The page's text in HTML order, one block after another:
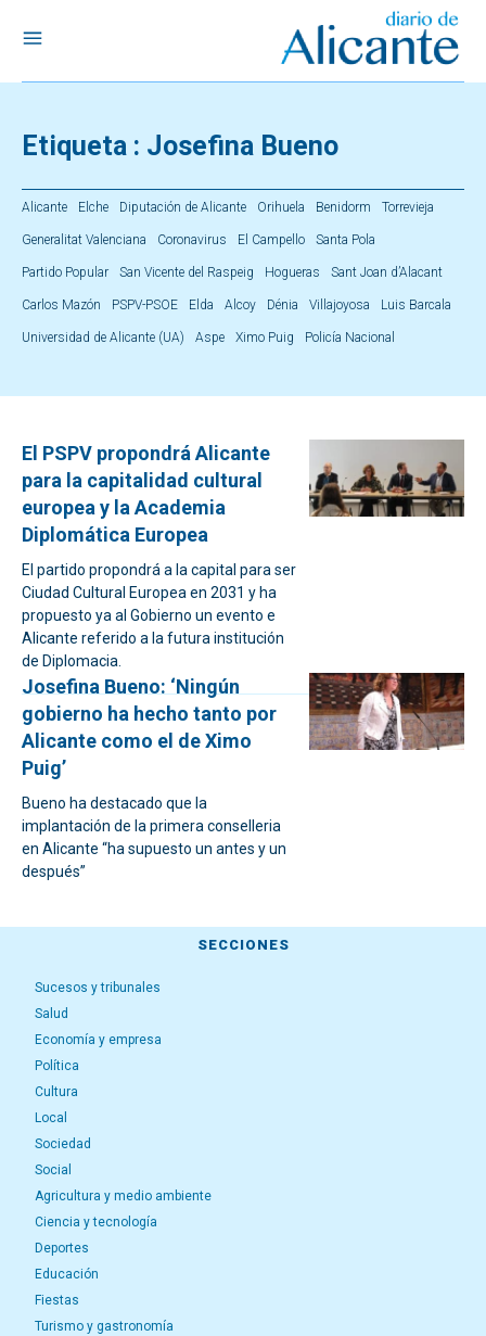
Etiqueta : Josefina Bueno
Alicante Elche Diputación de Alicante Orihuela Benidorm Torrevieja
Generalitat Valenciana Coronavirus El Campello Santa Pola
Partido Popular San Vicente del Raspeig Hogueras Sant Joan d’Alacant
Carlos Mazón PSPV-PSOE Elda Alcoy Dénia Villajoyosa Luis Barcala
Universidad de Alicante (UA) Aspe Ximo Puig Policía Nacional
El PSPV propondrá Alicante
para la capitalidad cultural
europea y la Academia
Diplomática Europea
El partido propondrá a la capital para ser
Ciudad Cultural Europea en 2031 y ha
propuesto ya al Gobierno un evento e
Alicante referido a la futura institución
de Diplomacia.
Josefina Bueno: ‘Ningún
gobierno ha hecho tanto por
Alicante como el de Ximo
Puig’
Bueno ha destacado que la
implantación de la primera conselleria
en Alicante “ha supuesto un antes y un
después”
SECCIONES
Sucesos y tribunales
Salud
Economía y empresa
Política
Cultura
Local
Sociedad
Social
Agricultura y medio ambiente
Ciencia y tecnología
Deportes
Educación
Fiestas
Turismo y gastronomía